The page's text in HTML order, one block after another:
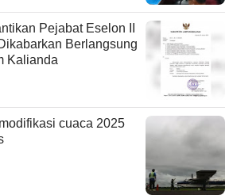
Pejabat Eselon II
Berlangsung
Kalianda
cuaca 2025